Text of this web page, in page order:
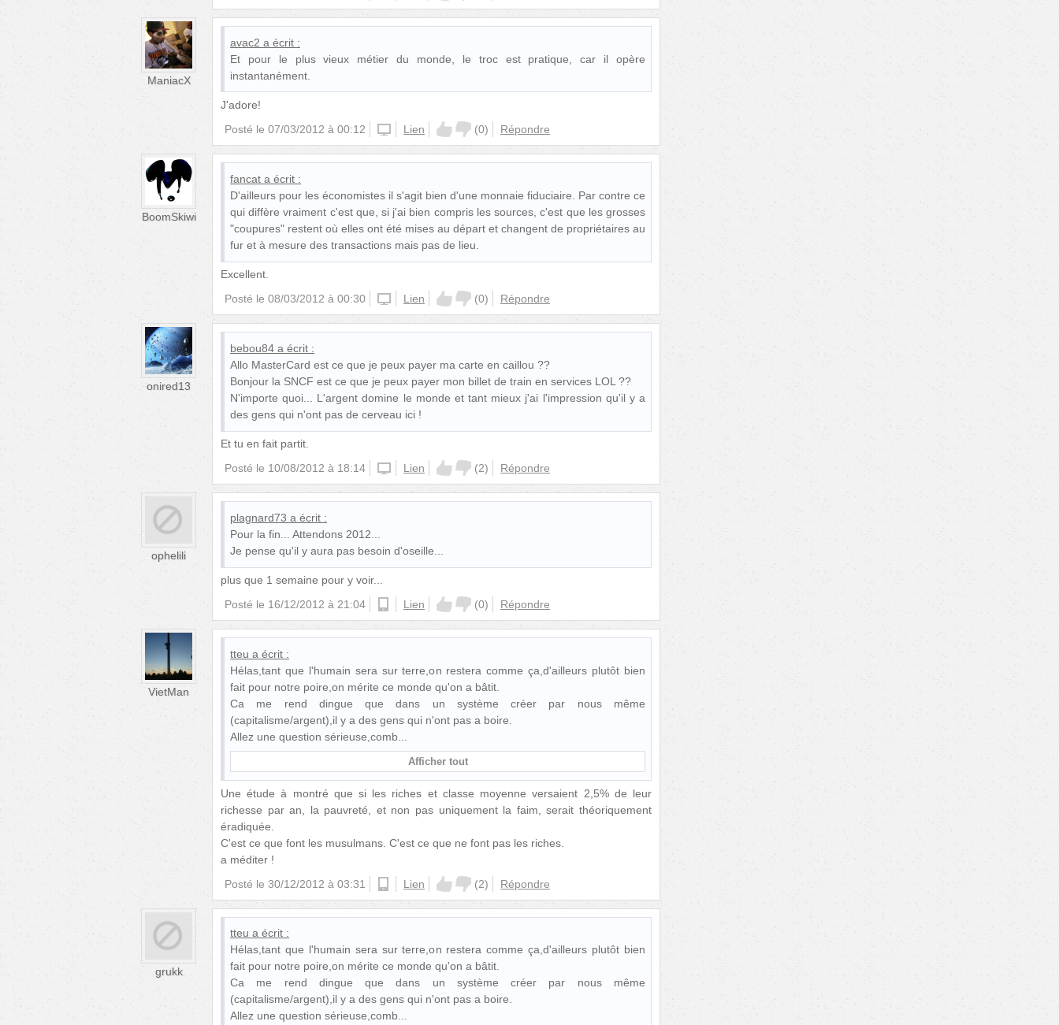
ManiacX
avac2 a écrit :
Et pour le plus vieux métier du monde, le troc est pratique, car il opère
instantanément.
J'adore!
Posté le 07/03/2012 à 00:12 iphoneLien (0) Répondre
BoomSkiwi
fancat a écrit :
D'ailleurs pour les économistes il s'agit bien d'une monnaie fiduciaire. Par contre ce
qui diffère vraiment c'est que, si j'ai bien compris les sources, c'est que les grosses
"coupures" restent où elles ont été mises au départ et changent de propriétaires au
fur et à mesure des transactions mais pas de lieu.
Excellent.
Posté le 08/03/2012 à 00:30 iphoneLien (0) Répondre
onired13
bebou84 a écrit :
Allo MasterCard est ce que je peux payer ma carte en caillou ??
Bonjour la SNCF est ce que je peux payer mon billet de train en services LOL ??
N'importe quoi... L'argent domine le monde et tant mieux j'ai l'impression qu'il y a
des gens qui n'ont pas de cerveau ici !
Et tu en fait partit.
Posté le 10/08/2012 à 18:14 iphoneLien (2) Répondre
ophelili
plagnard73 a écrit :
Pour la fin... Attendons 2012...
Je pense qu'il y aura pas besoin d'oseille...
plus que 1 semaine pour y voir...
Posté le 16/12/2012 à 21:04 androidLien (0) Répondre
VietMan
tteu a écrit :
Hélas,tant que l'humain sera sur terre,on restera comme ça,d'ailleurs plutôt bien
fait pour notre poire,on mérite ce monde qu'on a bâtit.
Ca me rend dingue que dans un système créer par nous même
(capitalisme/argent),il y a des gens qui n'ont pas a boire.
Allez une question sérieuse,comb
Afficher tout
Une étude à montré que si les riches et classe moyenne versaient 2,5% de leur
richesse par an, la pauvreté, et non pas uniquement la faim, serait théoriquement
éradiquée.
C'est ce que font les musulmans. C'est ce que ne font pas les riches.
a méditer !
Posté le 30/12/2012 à 03:31 androidLien (2) Répondre
grukk
tteu a écrit :
Hélas,tant que l'humain sera sur terre,on restera comme ça,d'ailleurs plutôt bien
fait pour notre poire,on mérite ce monde qu'on a bâtit.
Ca me rend dingue que dans un système créer par nous même
(capitalisme/argent),il y a des gens qui n'ont pas a boire.
Allez une question sérieuse,comb